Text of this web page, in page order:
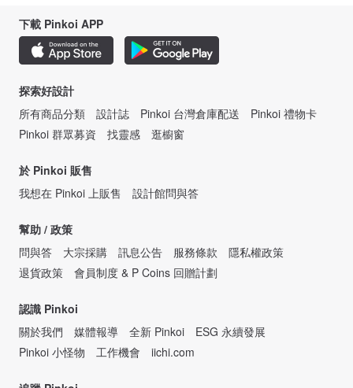
下載 Pinkoi APP
探索好設計
所有商品分類
設計誌 Pinkoi 台灣倉庫配送
Pinkoi 禮物卡
Pinkoi 群眾募資
找靈感 逛櫥窗
於 Pinkoi 販售
我想在 Pinkoi 上販售
設計館問與答
幫助 / 政策
問與答
大宗採購 訊息公告 服務條款
隱私權政策
退貨政策
會員制度 & P Coins 回贈計劃
認識 Pinkoi
關於我們
媒體報導 全新 Pinkoi
ESG 永續發展
Pinkoi 小怪物
工作機會 iichi.com